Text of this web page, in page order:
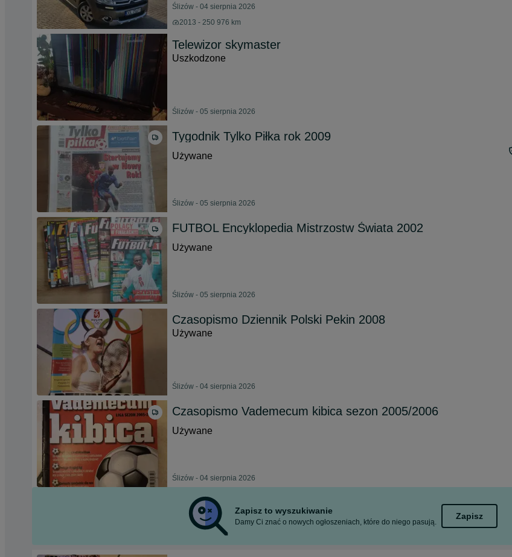
Ślizów - 04 sierpnia 2026
2013 - 250 976 km
Telewizor skymaster
Uszkodzone
Ślizów - 05 sierpnia 2026
Tygodnik Tylko Piłka rok 2009
Używane
Ślizów - 05 sierpnia 2026
FUTBOL Encyklopedia Mistrzostw Świata 2002
Używane
Ślizów - 05 sierpnia 2026
Czasopismo Dziennik Polski Pekin 2008
Używane
Ślizów - 04 sierpnia 2026
Czasopismo Vademecum kibica sezon 2005/2006
Używane
Ślizów - 04 sierpnia 2026
Zapisz to wyszukiwanie
Damy Ci znać o nowych ogłoszeniach, które do niego pasują.
Zapisz